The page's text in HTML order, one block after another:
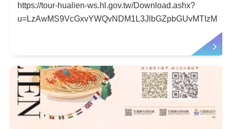
https://tour-hualien-ws.hl.gov.tw/Download.ashx?